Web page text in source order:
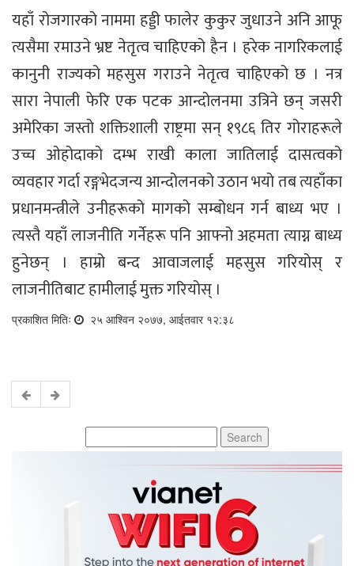
यहाँ रोजगारको नाममा हड्डी फालेर कुकुर जुधाउने अनि आफू
त्यसैमा रमाउने भ्रष्ट नेतृत्व चाहिएको हैन । हरेक नागरिकलाई
कानुनी राज्यको महसुस गराउने नेतृत्व चाहिएको छ । नत्र
सारा नेपाली फेरि एक पटक आन्दोलनमा उत्रिने छन् जसरी
अमेरिका जस्तो शक्तिशाली राष्ट्रमा सन् १९८६ तिर गोराहरूले
उच्च ओहोदाको दम्भ राखी काला जातिलाई दासत्वको
व्यवहार गर्दा रङ्गभेदजन्य आन्दोलनको उठान भयो तब त्यहाँका
प्रधानमन्त्रीले उनीहरूको मागको सम्बोधन गर्न बाध्य भए ।
त्यस्तै यहाँ लाजनीति गर्नेहरू पनि आफ्नो अहमता त्याग्न बाध्य
हुनेछन् । हाम्रो बन्द आवाजलाई महसुस गरियोस् र
लाजनीतिबाट हामीलाई मुक्त गरियोस् ।
प्रकाशित मितिः २५ आश्विन २०७७, आईतवार १२:३८
for: